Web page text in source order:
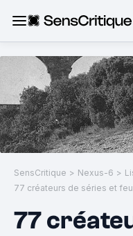
SensCritique > Nexus-6 >
77 créateurs de séries et
77